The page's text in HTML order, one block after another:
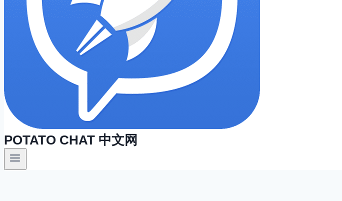
POTATO CHAT 中文网